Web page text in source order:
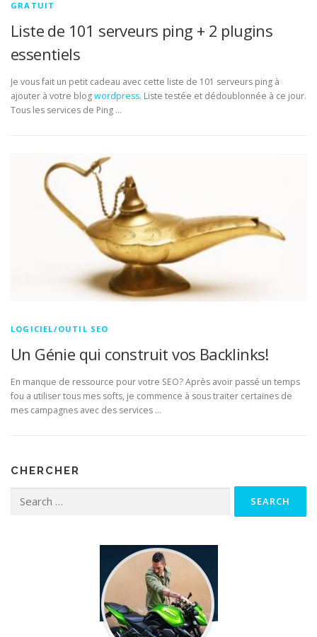
GRATUIT
Liste de 101 serveurs ping + 2 plugins
essentiels
Je vous fait un petit cadeau avec cette liste de 101 serveurs ping à
ajouter à votre blogwordpress. Liste testée et dédoublonnée à ce jour.
Tous les services de Ping …
LOGICIEL/OUTIL SEO
Un Génie qui construit vos Backlinks!
En manque de ressource pour votre SEO? Après avoir passé un temps
fou a utiliser tous mes softs, je commence à sous traiter certaines de
mes campagnes avec des services …
CHERCHER